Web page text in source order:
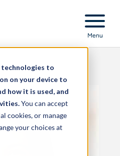
technologies to
on your device to
how it is used, and
You can accept
cookies, or manage
your choices at
Menu